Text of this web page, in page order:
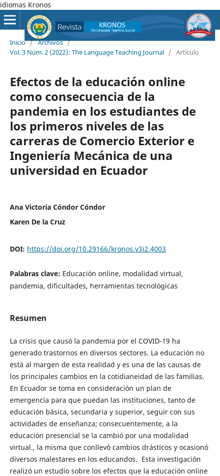
idiomas Kronos
Inicio / Archivos /
Vol. 3 Núm. 2 (2022): The Language Teaching Journal / Artículo
Efectos de la educación online
como consecuencia de la
pandemia en los estudiantes de
los primeros niveles de las
carreras de Comercio Exterior e
Ingeniería Mecánica de una
universidad en Ecuador
Ana Victoria Cóndor Cóndor
Karen De la Cruz
DOI: https://doi.org/10.29166/kronos.v3i2.4003
Palabras clave: Educación online, modalidad virtual,
pandemia, dificultades, herramientas tecnológicas
Resumen
La crisis que causó la pandemia por el COVID-19 ha
generado trastornos en diversos sectores. La educación no
está al margen de esta realidad y es una de las causas de
los principales cambios en la cotidianeidad de las familias.
En Ecuador se toma en consideración un plan de
emergencia para que puedan las instituciones, tanto de
educación básica, secundaria y superior, seguir con sus
actividades de enseñanza; consecuentemente, a la
educación presencial se la cambió por una modalidad
virtual., la misma que conllevó cambios drásticos y ocasionó
diversos malestares en los educandos. Esta investigación
realizó un estudio sobre los efectos que la educación online